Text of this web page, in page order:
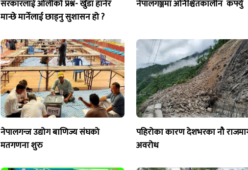
सरकारलाई ओलीको प्रश्न- खुँडा हानेर
मान्छे मार्नेलाई छाड्नु सुशासन हो ?
नेपालगञ्जमा अनिश्चितकालीन कर्फ्यु
नेपालगन्ज उद्योग बाणिज्य संघको
मतगणना शुरु
पहिरोका कारण देशभरका नौ
अवरोध